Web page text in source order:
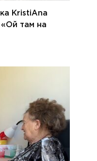
KristiAna
«Ой там на